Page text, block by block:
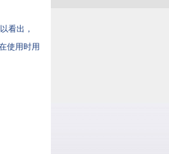
看出，
使用时用